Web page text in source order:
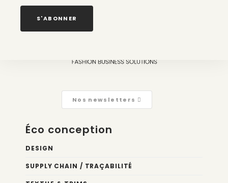
Connectez vouspour laisser un commentaire.
Nos newsletters
Éco conception
DESIGN
SUPPLY CHAIN / TRAÇABILITÉ
S'ABONNER